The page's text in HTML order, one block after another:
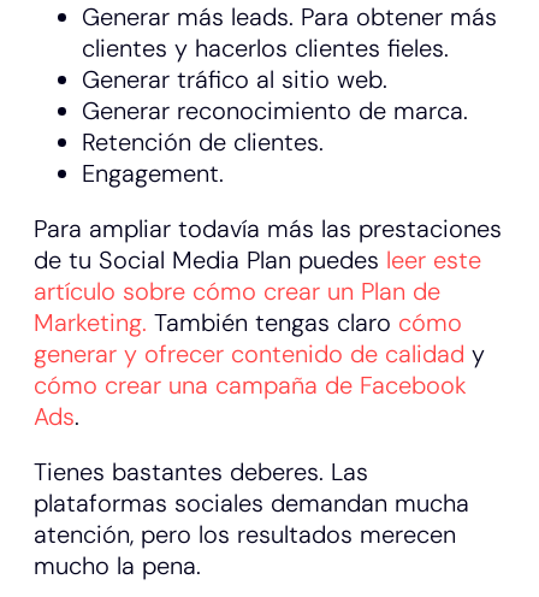
Generar más leads. Para obtener más
clientes y hacerlos clientes fieles.
Generar tráfico al sitio web.
Generar reconocimiento de marca.
Retención de clientes.
Engagement.
Para ampliar todavía más las prestaciones
de tu Social Media Plan puedes leer este
artículo sobre cómo crear un Plan de
Marketing. También tengas claro cómo
generar y ofrecer contenido de calidad y
cómo crear una campaña de Facebook
Ads.
Tienes bastantes deberes. Las
plataformas sociales demandan mucha
atención, pero los resultados merecen
mucho la pena.